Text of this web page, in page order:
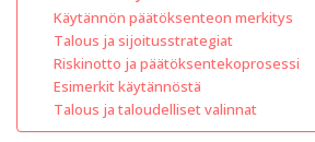
Käytännön päätöksenteon merkitys
Talous ja sijoitusstrategiat
Riskinotto ja päätöksentekoprosessi
Esimerkit käytännöstä
Talous ja taloudelliset valinnat